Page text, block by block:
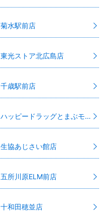
菊水駅前店
東光ストア北広島店
千歳駅前店
ハッピードラッグとまぶモール店
生協あじさい館店
五所川原ELM前店
十和田穂並店